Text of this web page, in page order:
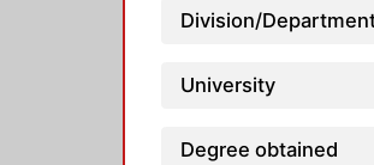
Division/
University
Degree obtained